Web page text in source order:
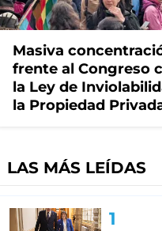
Masiva
frente al Congreso
la Ley de
la Propiedad
LAS MÁS LEÍDAS